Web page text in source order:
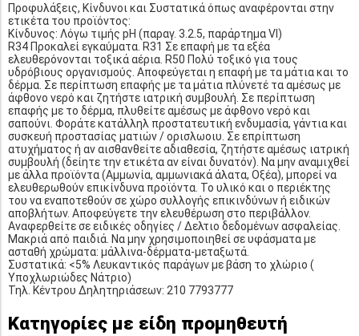
Προφυλάξεις, Κίνδυνοι και Συστατικά όπως αναφέρονται στην
ετικέτα του προϊόντος:
Κίνδυνος: Λόγω τιμής pH (παραγ. 3.2.5, παράρτημα VI)
R34 Προκαλεί εγκαύματα. R31 Σε επαφή με τα εξέα
ελευθερόνονται τοξικά αέρια. R50 Πολύ τοξικό για τους
υδρόβιους οργανισμούς. Αποφεύγεται η επαφή με τα μάτια και το
δέρμα. Σε περίπτωση επαφής με τα μάτια πλύνετέ τα αμέσως με
άφθονο νερό και ζητήστε ιατρική συμβουλή. Σε περίπτωση
επαφής με το δέρμα, πλυθείτε αμέσως με άφθονο νερό και
σαπούνι. Φοράτε κατάλληλ προστατευτική ενδυμασία, γάντια και
συσκευή προστασίας ματιών / ορισλωοιυ. Σε επρίπτωση
ατυχήματος ή αν αισθανθείτε αδιαθεσία, ζητήστε αμέσως ιατρική
συμβουλή (δείητε την ετικέτα αν είναι δυνατόν). Να μην αναμιχθεί
με άλλα προϊόντα (Αμμωνία, αμμωνιακά άλατα, Οξέα), μπορεί να
ελευθερωθούν επικίνδυνα προϊόντα. Το υλικό και ο περιέκτης
του να εναποτεθούν σε χώρο συλλογής επικινδύνων ή ειδικών
αποβλήτων. Αποφεύγετε την ελευθέρωση στο περιβάλλον.
Αναφερθείτε σε ειδικές οδηγίες / Δελτιο δεδομένων ασφαλείας.
Μακριά από παιδιά. Να μην χρησιμοποιηθεί σε υφάσματα με
ασταθή χρώματα: μάλλινα-δέρματα-μεταξωτά.
Συστατικά: <5% Λευκαντικός παράγων με βάση το χλώριο (
Υποχλωριώδες Νάτριο)
Τηλ. Κέντρου Δηλητηριάσεων: 210 7793777
Κατηγορίες με είδη προμηθευτή